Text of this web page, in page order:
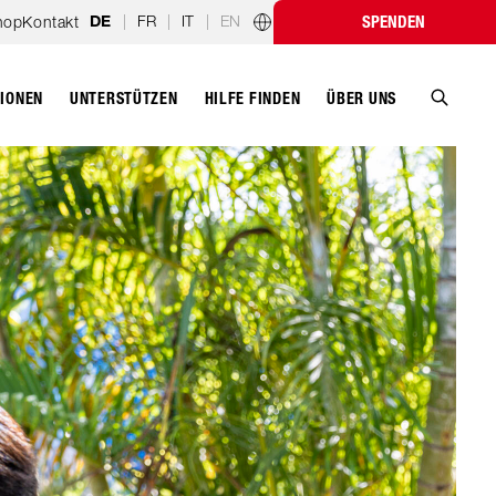
Kontakt DE | FR | IT | EN
LänderprogrammeSPENDEN
UNTERSTÜTZEN HILFE FINDEN ÜBER UNS